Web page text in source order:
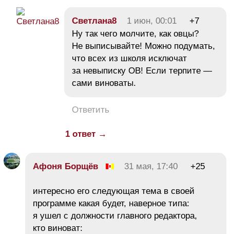
Светлана8 1 июн, 00:01
+7
Ну так чего молчите, как овцы?
Не выписывайте! Можно подумать,
что всех из школя исключат
за невыписку ОВ! Если терпите —
сами виноваты.
Ответить
1 ответ →
Афоня Борщёв 31 мая, 17:40 +25
интересно его следующая тема в своей
программе какая будет, наверное типа:
я ушел с должности главного редактора,
кто виноват: